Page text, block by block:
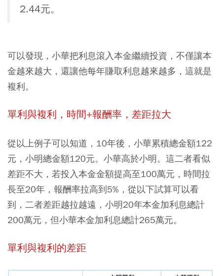
2.44元。
可以發現，小華把利息滾入本金繼續投資，不僅讓本
金越來越大，還讓他每年賺取利息越來越多，這就是
複利。
單利與複利，時間+報酬率，差距拉大
從以上例子可以知道，10年後，小華累積總金額122
元，小明總金額120元。小華高於小明。這二者看似
差距不大，若投入本金金額提高至100萬元，時間拉
長至20年，報酬率拉高到5%，從以下試算可以看
到，二者差距越拉越遠，小明20年本金加利息總計
200萬元，但小華本金加利息總計265萬元。
單利與複利的差距